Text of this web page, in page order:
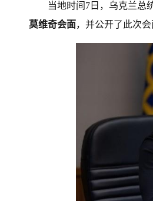
当地时间7日，乌克兰总
莫维奇会面，并公开了此次会